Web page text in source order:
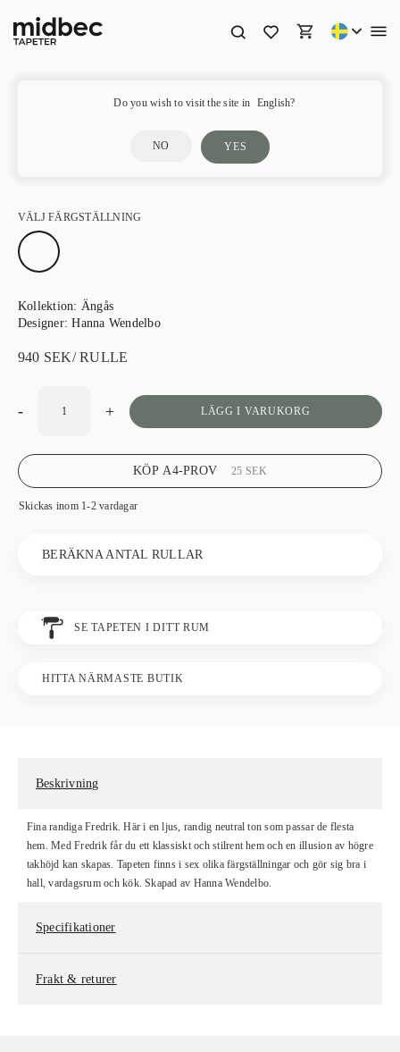
Fredrik – 13120
Kollektion: Ängås
Designer:Hanna Wendelbo
VÄLJ FÄRGSTÄLLNING
940 SEK/ RULLE
- + LÄGG I VARUKORG
Skickas inom 1-2 vardagar
BERÄKNA ANTAL RULLAR
KÖP A4-PROV 25 SEK
SE TAPETEN I DITT RUM
HITTA NÄRMASTE BUTIK
Beskrivning
Fina randiga Fredrik. Här i en ljus, randig neutral ton som passar de flesta
hem. Med Fredrik får du ett klassiskt och stilrent hem och en illusion av högre
takhöjd kan skapas. Tapeten finns i sex olika färgställningar och gör sig bra i
hall, vardagsrum och kök. Skapad av Hanna Wendelbo.
Specifikationer
Frakt & returer
Do you wish to visit the site in English?
NO YES